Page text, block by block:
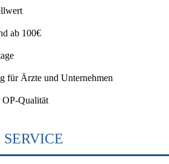
ab 100€
für Ärzte und Unternehmen
OP-Qualität
SERVICE